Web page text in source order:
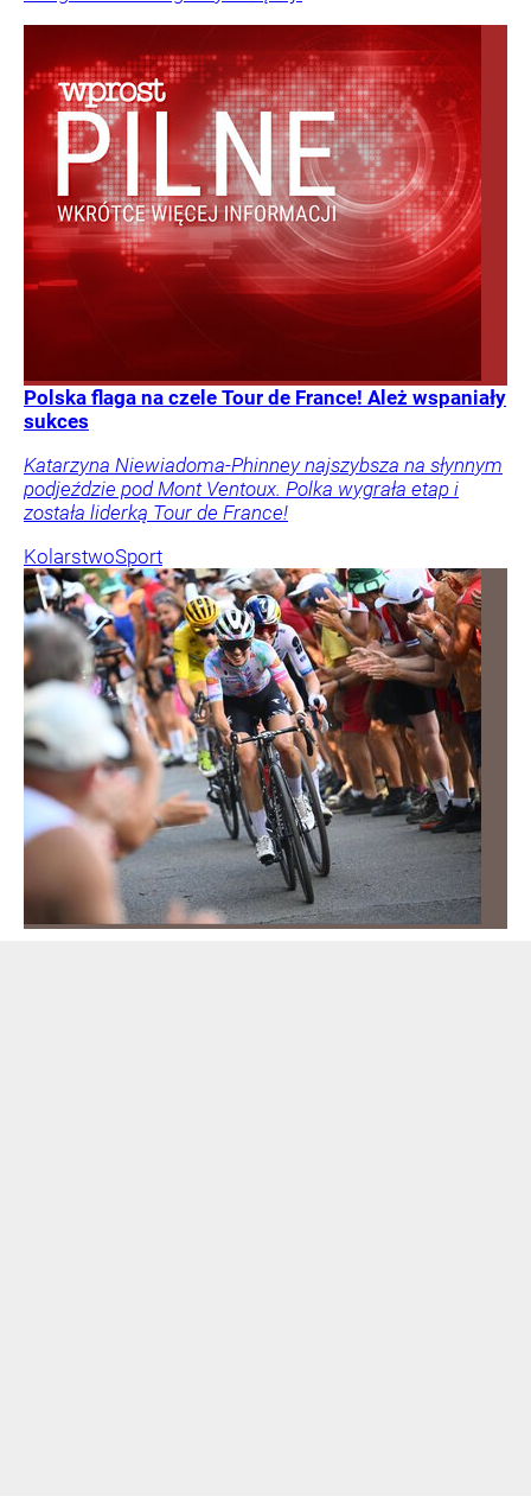
Polska flaga na czele Tour de France! Ależ wspaniały
sukces
Katarzyna Niewiadoma-Phinney najszybsza na słynnym
podjeździe pod Mont Ventoux. Polka wygrała etap i
została liderką Tour de France!
KolarstwoSport